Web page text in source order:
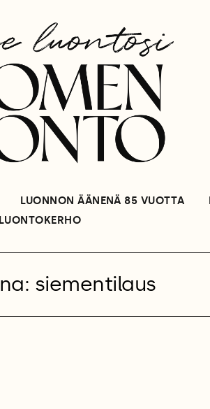
LUONNON ÄÄNENÄ 85 VUOTTA
LUONTOKERHO
siementilaus